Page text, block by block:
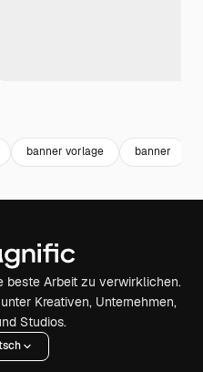
banner vorlage banner
beste Arbeit zu verwirklichen.
Kreativen, Unternehmen,
Studios.